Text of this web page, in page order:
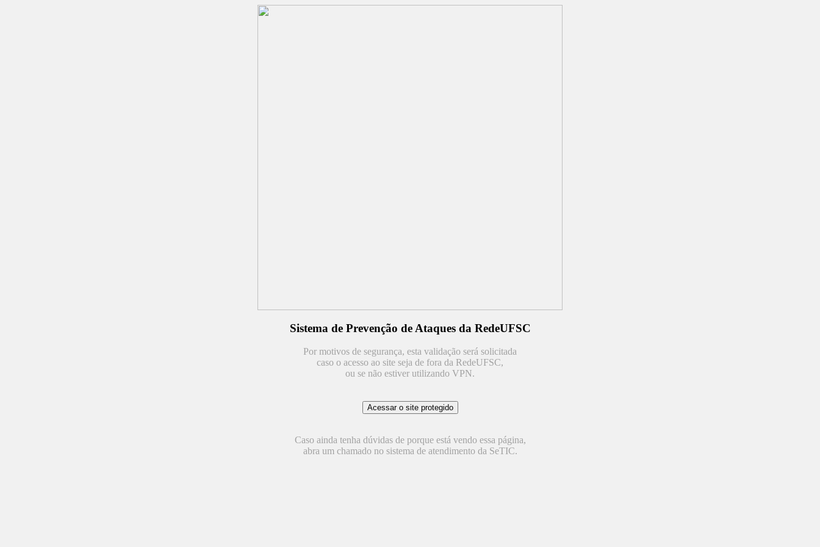
Sistema de Prevenção de Ataques da RedeUFSC
Por motivos de segurança, esta validação será solicitada
caso o acesso ao site seja de fora da RedeUFSC,
ou se não estiver utilizando VPN.
Caso ainda tenha dúvidas de porque está vendo essa página,
abra um chamado no sistema de atendimento da SeTIC.